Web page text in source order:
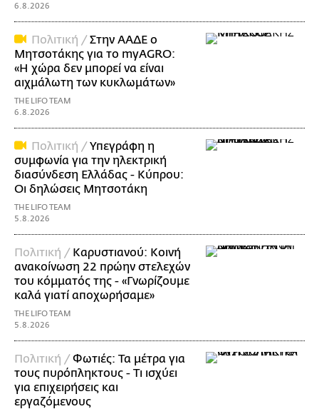
6.8.2026
Πολιτική /Στην ΑΑΔΕ ο
Μητσοτάκης για το myAGRO:
«Η χώρα δεν μπορεί να είναι
αιχμάλωτη των κυκλωμάτων»
THE LIFO TEAM
6.8.2026
Πολιτική /Υπεγράφη η
συμφωνία για την ηλεκτρική
διασύνδεση Ελλάδας - Κύπρου:
Οι δηλώσεις Μητσοτάκη
THE LIFO TEAM
5.8.2026
Πολιτική / Καρυστιανού: Κοινή
ανακοίνωση 22 πρώην στελεχών
του κόμματός της - «Γνωρίζουμε
καλά γιατί αποχωρήσαμε»
THE LIFO TEAM
5.8.2026
Πολιτική /Φωτιές: Τα μέτρα για
τους πυρόπληκτους - Τι ισχύει
για επιχειρήσεις και
εργαζόμενους